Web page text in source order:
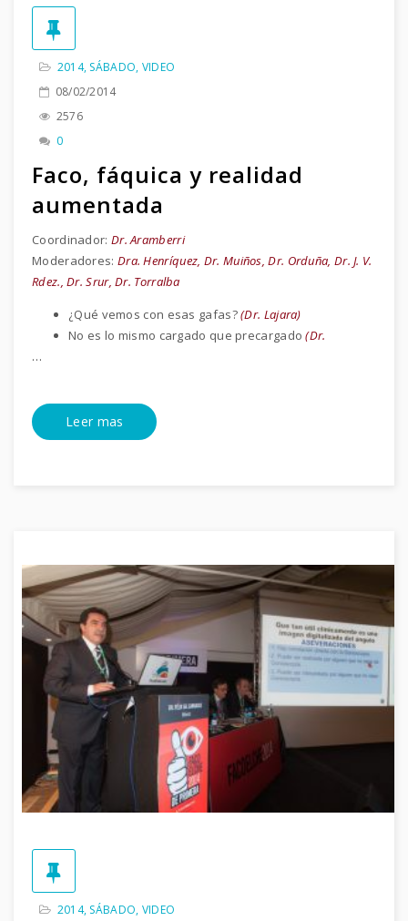
2014, SÁBADO, VIDEO
08/02/2014
2576
0
Faco, fáquica y realidad
aumentada
Coordinador: Dr. Aramberri
Moderadores: Dra. Henríquez, Dr. Muiños, Dr. Orduña, Dr. J. V.
Rdez., Dr. Srur, Dr. Torralba
¿Qué vemos con esas gafas?(Dr. Lajara)
No es lo mismo cargado que precargado(Dr.
…
Leer mas
2014, SÁBADO, VIDEO